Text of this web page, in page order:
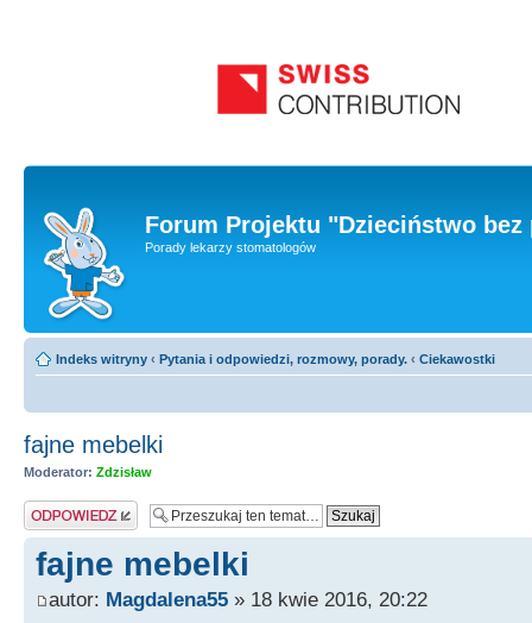
Forum Projektu "Dzieciństwo
Porady lekarzy stomatologów
Indeks witryny ‹ Pytania i odpowiedzi, rozmowy, porady. ‹ Ciekawostki
fajne mebelki
Moderator: Zdzisław
Odpowiedz
fajne mebelki
autor: Magdalena55 » 18 kwie 2016, 20:22